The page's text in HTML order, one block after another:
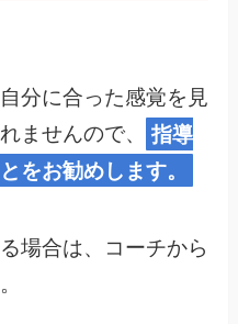
分に合った感覚を見
ませんので、
指導
をお勧めします。
場合は、コーチから